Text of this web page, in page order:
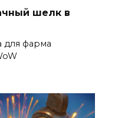
шелк в
для фарма